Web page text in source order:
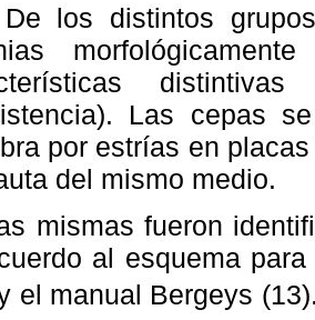
los distintos grupos
Las cepas
por estrías en
del mismo medio.
mismas fueron
al esquema
el manual Bergeys